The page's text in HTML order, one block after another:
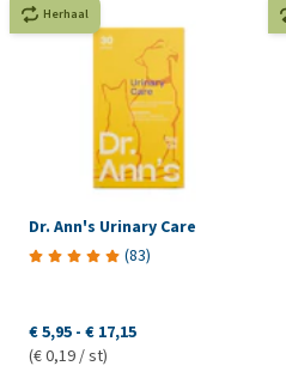
Herhaal
Dr. Ann's Urinary Care
(83)
€ 5,95 - € 17,15
(€ 0,19 / st)